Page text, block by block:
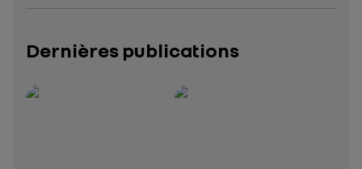
Dernières publications
Rapport intégré 2025 – 2026— données structurées (JSON)
Présentation institutionnelle 2026